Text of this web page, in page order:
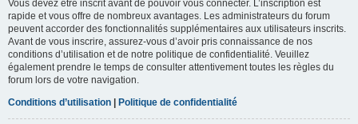
Vous devez être inscrit avant de pouvoir vous connecter. L’inscription est
rapide et vous offre de nombreux avantages. Les administrateurs du forum
peuvent accorder des fonctionnalités supplémentaires aux utilisateurs inscrits.
Avant de vous inscrire, assurez-vous d’avoir pris connaissance de nos
conditions d’utilisation et de notre politique de confidentialité. Veuillez
également prendre le temps de consulter attentivement toutes les règles du
forum lors de votre navigation.
Conditions d’utilisation | Politique de confidentialité